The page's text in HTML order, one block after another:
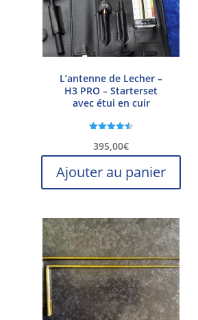
L’antenne de Lecher –
H3 PRO – Starterset
avec étui en cuir
4.50
sur 5
395,00€
Ajouter au panier